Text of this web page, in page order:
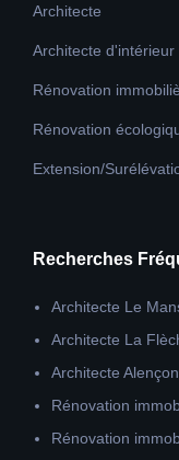
Architecte
Architecte d'intérieur
Rénovation
Rénovation
Extension/
Recherches
Architecte Le
Architecte La
Architecte Alençon
Rénovation
Rénovation